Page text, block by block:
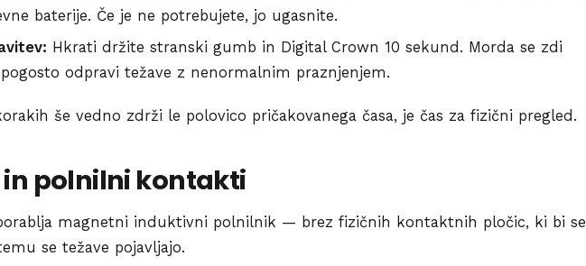
baterije. Če je ne potrebujete, jo ugasnite.
Hkrati držite stranski gumb in Digital Crown 10 sekund. Morda se zdi
odpravi težave z nenormalnim praznjenjem.
še vedno zdrži le polovico pričakovanega časa, je čas za fizični pregled.
polnilni kontakti
magnetni induktivni polnilnik — brez fizičnih kontaktnih pločic, ki bi se
se težave pojavljajo.